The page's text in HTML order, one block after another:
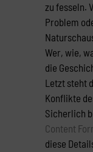
zu fesseln.
Problem
Wer, wie,
die
Letzt steht
Konflikte
Sicherlich
Content
diese